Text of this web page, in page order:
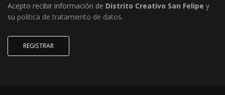
Acepto recibir información de Distrito Creativo San Felipe y
su politica de tratamiento de datos.
REGISTRAR